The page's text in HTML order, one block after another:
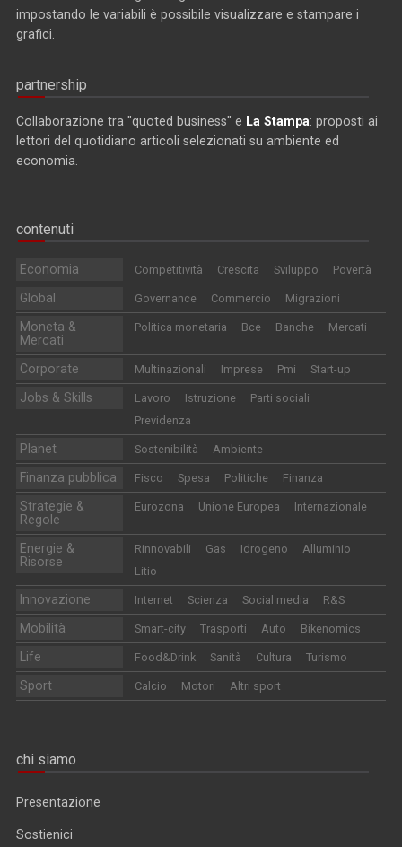
impostando le variabili è possibile visualizzare e stampare i
grafici.
partnership
Collaborazione tra "quoted business" e La Stampa: proposti ai
lettori del quotidiano articoli selezionati su ambiente ed
economia.
contenuti
Economia Competitività Crescita Sviluppo Povertà
Global Governance Commercio Migrazioni
Moneta &
Mercati
Politica monetaria Bce Banche Mercati
Corporate Multinazionali Imprese Pmi Start-up
Jobs & Skills Lavoro Istruzione
Parti sociali
Previdenza
Planet Sostenibilità Ambiente
Finanza pubblica Fisco Spesa Politiche Finanza
Strategie &
Regole
Eurozona Unione Europea Internazionale
Energie &
Risorse
Rinnovabili Gas Idrogeno
Alluminio
Litio
Innovazione Internet Scienza Social media R&S
Mobilità Smart-city Trasporti Auto Bikenomics
Life Food&Drink Sanità Cultura Turismo
Sport Calcio Motori Altri sport
chi siamo
Presentazione
Sostienici